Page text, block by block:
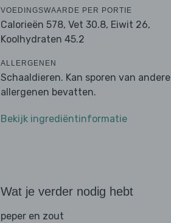
VOEDINGSWAARDE PER PORTIE
Calorieën 578, Vet 30.8, Eiwit 26,
Koolhydraten 45.2
ALLERGENEN
Schaaldieren. Kan sporen van andere
allergenen bevatten.
Bekijk ingrediëntinformatie
Wat je verder nodig hebt
peper en zout